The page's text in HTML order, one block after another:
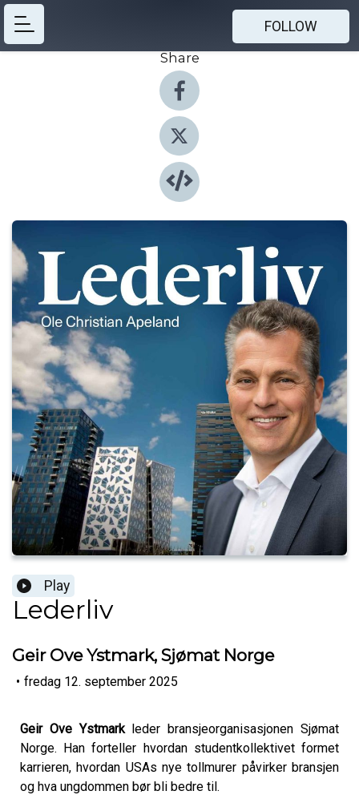
FOLLOW
Share
Play
Lederliv
Geir Ove Ystmark, Sjømat Norge
• fredag 12. september 2025
Geir Ove Ystmark leder bransjeorganisasjonen Sjømat
Norge. Han forteller hvordan studentkollektivet formet
karrieren, hvordan USAs nye tollmurer påvirker bransjen
og hva ungdommen bør bli bedre til.